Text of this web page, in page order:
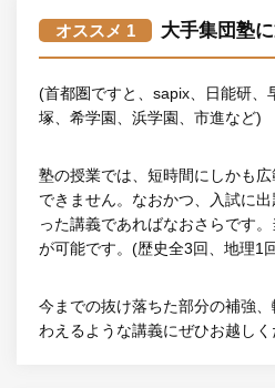
オススメ 1 大手集団塾
(首都圏ですと、sapix、日能研、
塚、希学園、浜学園、市進など)
塾の授業では、短時間にしかも
できません。なおかつ、入試に
った講義であればなおさらです
が可能です。(歴史全3回、地理1
今までの抜け落ちた部分の補強
わえるような講義にぜひお越しく